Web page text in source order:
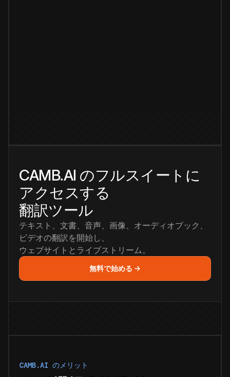
CAMB.AI のフルスイートに
アクセスする
翻訳ツール
テキスト、文書、音声、画像、オーディオブック、
ビデオの翻訳を開始し、
ウェブサイトとライブストリーム。
無料で始める →
CAMB.AI のメリット